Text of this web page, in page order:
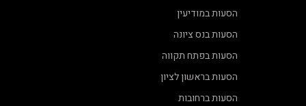
הסעות במודיעין
הסעות בנס ציונה
הסעות בפתח תקווה
הסעות בראשון לציון
הסעות ברחובות